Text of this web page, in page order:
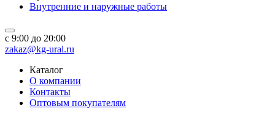
Внутренние и наружные работы
c 9:00 до 20:00
zakaz@kg-ural.ru
Каталог
О компании
Контакты
Оптовым покупателям